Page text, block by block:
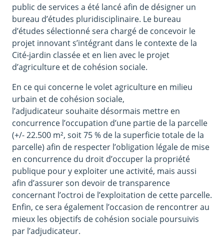
public de services a été lancé afin de désigner un
bureau d’études pluridisciplinaire. Le bureau
d’études sélectionné sera chargé de concevoir le
projet innovant s’intégrant dans le contexte de la
Cité-jardin classée et en lien avec le projet
d’agriculture et de cohésion sociale.
En ce qui concerne le volet agriculture en milieu
urbain et de cohésion sociale,
l’adjudicateur souhaite désormais mettre en
concurrence l’occupation d’une partie de la parcelle
(+/- 22.500 m², soit 75 % de la superficie totale de la
parcelle) afin de respecter l’obligation légale de mise
en concurrence du droit d’occuper la propriété
publique pour y exploiter une activité, mais aussi
afin d’assurer son devoir de transparence
concernant l’octroi de l’exploitation de cette parcelle.
Enfin, ce sera également l’occasion de rencontrer au
mieux les objectifs de cohésion sociale poursuivis
par l’adjudicateur.